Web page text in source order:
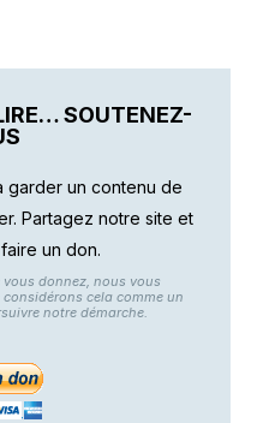
SOUTENEZ-
garder un contenu de
Partagez notre site et
un don.
donnez, nous vous
cela comme un
notre démarche.